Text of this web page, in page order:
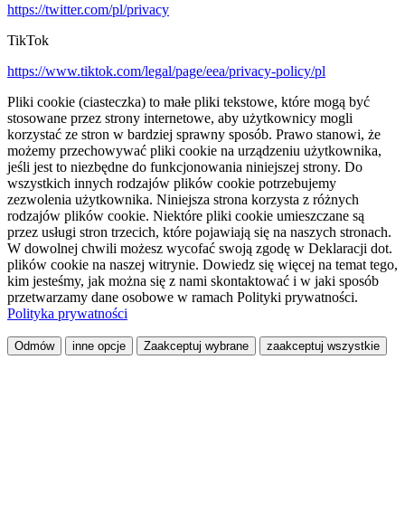
https://twitter.com/pl/privacy
TikTok
https://www.tiktok.com/legal/page/eea/privacy-policy/pl
Pliki cookie (ciasteczka) to małe pliki tekstowe, które mogą być
stosowane przez strony internetowe, aby użytkownicy mogli
korzystać ze stron w bardziej sprawny sposób. Prawo stanowi, że
możemy przechowywać pliki cookie na urządzeniu użytkownika,
jeśli jest to niezbędne do funkcjonowania niniejszej strony. Do
wszystkich innych rodzajów plików cookie potrzebujemy
zezwolenia użytkownika. Niniejsza strona korzysta z różnych
rodzajów plików cookie. Niektóre pliki cookie umieszczane są
przez usługi stron trzecich, które pojawiają się na naszych stronach.
W dowolnej chwili możesz wycofać swoją zgodę w Deklaracji dot.
plików cookie na naszej witrynie. Dowiedz się więcej na temat tego,
kim jesteśmy, jak można się z nami skontaktować i w jaki sposób
przetwarzamy dane osobowe w ramach Polityki prywatności.
Polityka prywatności
Odmów inne opcje Zaakceptuj wybrane zaakceptuj wszystkie